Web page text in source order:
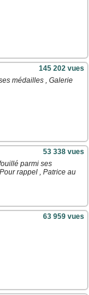
145 202 vues
médailles , Galerie
53 338 vues
parmi ses
rappel , Patrice au
63 959 vues